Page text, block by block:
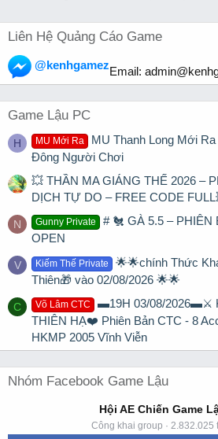
Liên Hệ Quảng Cáo Game
@kenhgamezEmail:
Game Lậu PC
H MU Mới Ra
MU Thanh Long Mới
Đông Người Chơi
💥 THẦN MA GIÁNG THẾ 2026 –
DỊCH TỰ DO – FREE CODE
N Gunny Private
# 🐔 GÀ 5.5 –
OPEN
V Kiếm Thế Private
🌟🌟chính Thức
Thiên🎁 vào 02/08/2026 🌟🌟
C Võ Lâm CTC
▬19H 03/08/2026▬⚔️
THIÊN HẠ❤️ Phiên Bản CTC - 8
HKMP 2005 Vĩnh Viễn
Nhóm Facebook Game Lậu
Hội AE Chiến Game
Công khai group · 2.832.025